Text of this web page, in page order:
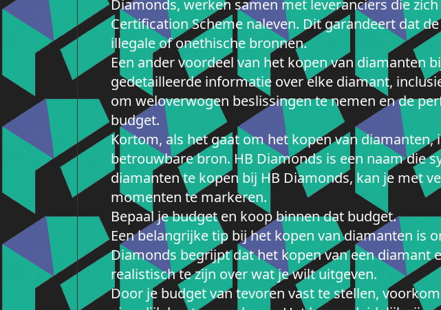
Diamonds, werken samen met leveranciers die
Certification Scheme naleven. Dit garandeert dat
illegale of onethische bronnen.
Een ander voordeel van het kopen van diamanten
gedetailleerde informatie over elke diamant,
om weloverwogen beslissingen te nemen en de
budget.
Kortom, als het gaat om het kopen van
betrouwbare bron. HB Diamonds is een naam die
diamanten te kopen bij HB Diamonds, kan je met
momenten te markeren.
Bepaal je budget en koop binnen dat budget.
Een belangrijke tip bij het kopen van diamanten is
Diamonds begrijpt dat het kopen van een diamant
realistisch te zijn over wat je wilt uitgeven.
Door je budget van tevoren vast te stellen,